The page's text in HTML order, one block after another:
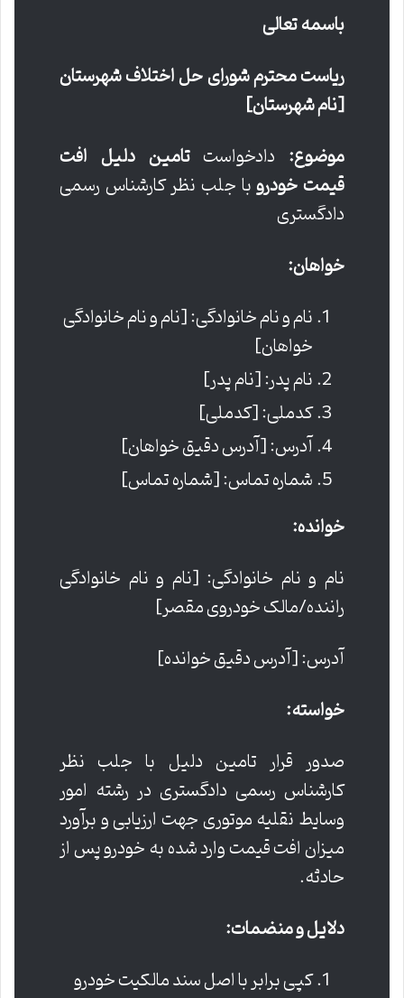
باسمه تعالی
ریاست محترم شورای حل اختلاف شهرستان
[نام شهرستان]
موضوع: دادخواستتامین دلیل افت
قیمت خودروبا جلب نظر کارشناس رسمی
دادگستری
خواهان:
نام و نام خانوادگی: [نام و نام خانوادگی
خواهان]
نام پدر: [نام پدر]
کدملی: [کدملی]
آدرس: [آدرس دقیق خواهان]
شماره تماس: [شماره تماس]
خوانده:
نام و نام خانوادگی: [نام و نام خانوادگی
راننده/مالک خودروی مقصر]
آدرس: [آدرس دقیق خوانده]
خواسته:
صدور قرار تامین دلیل با جلب نظر
کارشناس رسمی دادگستری در رشته امور
وسایط نقلیه موتوری جهت ارزیابی و برآورد
میزان افت قیمت وارد شده به خودرو پس از
حادثه.
دلایل و منضمات:
کپی برابر با اصل سند مالکیت خودرو